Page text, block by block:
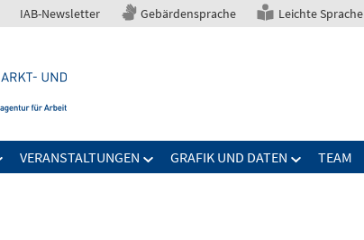
IAB-Newsletter Gebärdensprache Leichte Sprache
VERANSTALTUNGEN GRAFIK UND DATEN TEAM